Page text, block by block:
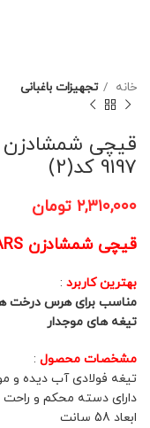
خانه تجهیزات باغبانی
9197 کد(2)
۲,۳۱۰,۰۰۰ تومان
قیچی شمشادزن FISKARS فیسکارس مدل 9197
بهترین کاربرد :
مناسب برای هرس درخت
تیغه های موجدار
مشخصات محصول :
تیغه فولادی آب دیده و
دارای دسته محکم و راحت
ابعاد 58 سانت